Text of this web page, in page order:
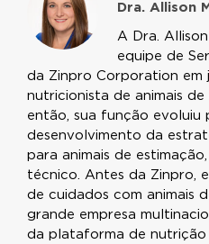
Dra. Allison
A Dra.
equipe de
da Zinpro Corporation em
nutricionista de animais de
então, sua função evoluiu
desenvolvimento da
para animais de
técnico. Antes da Zinpro,
de cuidados com animais
grande empresa
da plataforma de